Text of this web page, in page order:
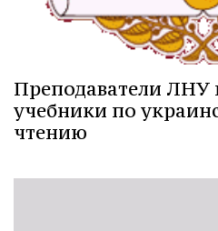
Преподаватели ЛНУ
учебники по
чтению